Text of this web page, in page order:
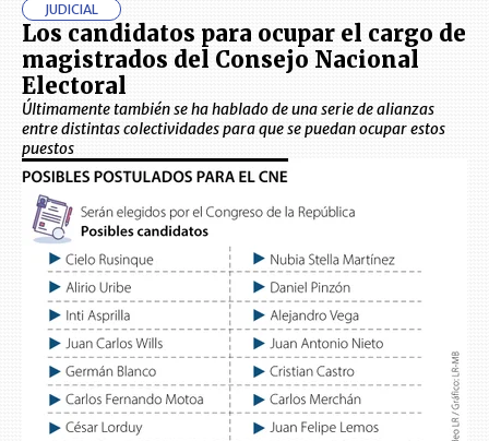
JUDICIAL
Los candidatos para ocupar el cargo de
magistrados del Consejo Nacional
Electoral
Últimamente también se ha hablado de una serie de alianzas
entre distintas colectividades para que se puedan ocupar estos
puestos